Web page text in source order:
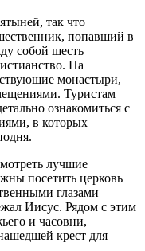
так что
попавший в
собой шесть
На
монастыри,
Туристам
ознакомиться с
в которых
лучшие
посетить церковь
глазами
Иисус. Рядом с этим
и часовни,
крест для